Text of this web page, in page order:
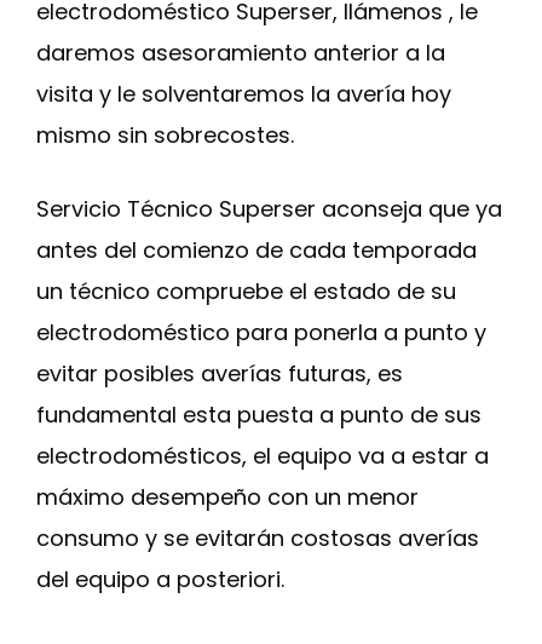
electrodoméstico Superser, llámenos , le
daremos asesoramiento anterior a la
visita y le solventaremos la avería hoy
mismo sin sobrecostes.
Servicio Técnico Superser aconseja que ya
antes del comienzo de cada temporada
un técnico compruebe el estado de su
electrodoméstico para ponerla a punto y
evitar posibles averías futuras, es
fundamental esta puesta a punto de sus
electrodomésticos, el equipo va a estar a
máximo desempeño con un menor
consumo y se evitarán costosas averías
del equipo a posteriori.